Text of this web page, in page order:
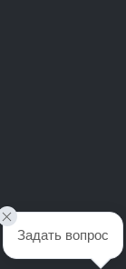
Задать вопрос